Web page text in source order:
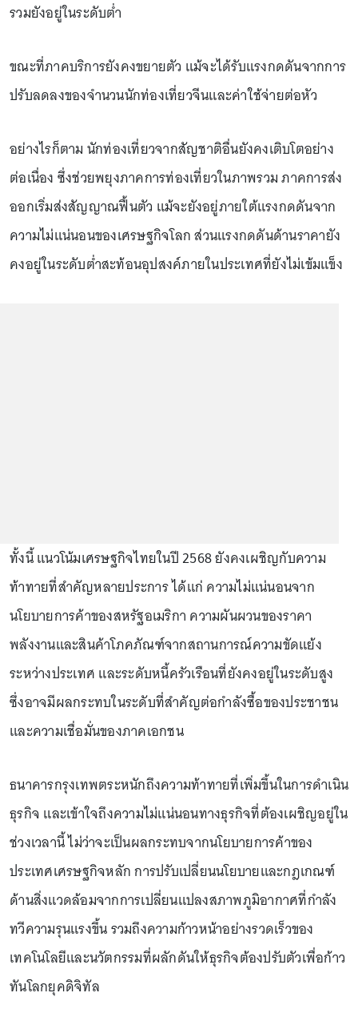
รวมยังอยู่ในระดับต่ำ
ขณะที่ภาคบริการยังคงขยายตัว แม้จะได้รับแรงกดดันจากการ
ปรับลดลงของจำนวนนักท่องเที่ยวจีนและค่าใช้จ่ายต่อหัว
อย่างไรก็ตาม นักท่องเที่ยวจากสัญชาติอื่นยังคงเติบโตอย่าง
ต่อเนื่อง ซึ่งช่วยพยุงภาคการท่องเที่ยวในภาพรวม ภาคการส่ง
ออกเริ่มส่งสัญญาณฟื้นตัว แม้จะยังอยู่ภายใต้แรงกดดันจาก
ความไม่แน่นอนของเศรษฐกิจโลก ส่วนแรงกดดันด้านราคายัง
คงอยู่ในระดับต่ำสะท้อนอุปสงค์ภายในประเทศที่ยังไม่เข้มแข็ง
ทั้งนี้ แนวโน้มเศรษฐกิจไทยในปี 2568 ยังคงเผชิญกับความ
ท้าทายที่สำคัญหลายประการ ได้แก่ ความไม่แน่นอนจาก
นโยบายการค้าของสหรัฐอเมริกา ความผันผวนของราคา
พลังงานและสินค้าโภคภัณฑ์จากสถานการณ์ความขัดแย้ง
ระหว่างประเทศ และระดับหนี้ครัวเรือนที่ยังคงอยู่ในระดับสูง
ซึ่งอาจมีผลกระทบในระดับที่สำคัญต่อกำลังซื้อของประชาชน
และความเชื่อมั่นของภาคเอกชน
ธนาคารกรุงเทพตระหนักถึงความท้าทายที่เพิ่มขึ้นในการดำเนิน
ธุรกิจ และเข้าใจถึงความไม่แน่นอนทางธุรกิจที่ต้องเผชิญอยู่ใน
ช่วงเวลานี้ ไม่ว่าจะเป็นผลกระทบจากนโยบายการค้าของ
ประเทศเศรษฐกิจหลัก การปรับเปลี่ยนนโยบายและกฎเกณฑ์
ด้านสิ่งแวดล้อมจากการเปลี่ยนแปลงสภาพภูมิอากาศที่กำลัง
ทวีความรุนแรงขึ้น รวมถึงความก้าวหน้าอย่างรวดเร็วของ
เทคโนโลยีและนวัตกรรมที่ผลักดันให้ธุรกิจต้องปรับตัวเพื่อก้าว
ทันโลกยุคดิจิทัล